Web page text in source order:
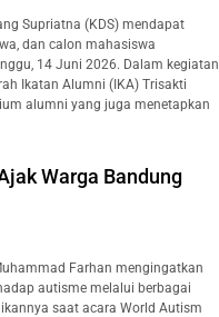
Supriatna (KDS) mendapat
dan calon mahasiswa
14 Juni 2026. Dalam kegiatan
Ikatan Alumni (IKA) Trisakti
alumni yang juga menetapkan
Warga Bandung
Farhan mengingatkan
autisme melalui berbagai
saat acara World Autism